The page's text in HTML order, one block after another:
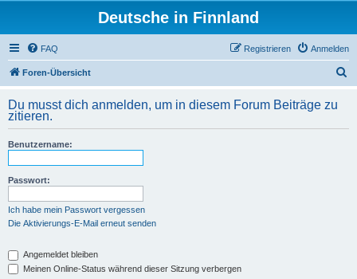
Deutsche in Finnland
FAQ Anmelden
Registrieren
Foren-Übersicht
h
Du musst dich anmelden, um in diesem Forum Beiträge zu
zitieren.
Benutzername:
Passwort:
Ich habe mein Passwort vergessen
Die Aktivierungs-E-Mail erneut senden
Angemeldet bleiben
Meinen Online-Status während dieser Sitzung verbergen